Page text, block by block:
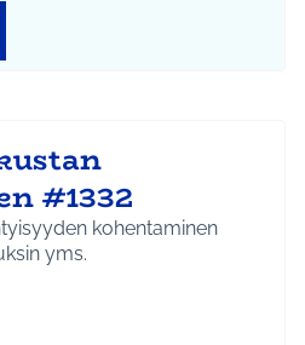
#1332
kohentaminen
yms.
Hyrylä
mukaan: Ympäristö